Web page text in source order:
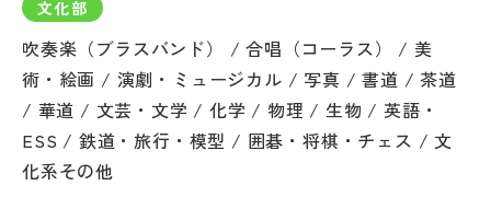
文化部
吹奏楽（ブラスバンド） / 合唱（コーラス） / 美
術・絵画 / 演劇・ミュージカル / 写真 / 書道 / 茶道
/ 華道 / 文芸・文学 / 化学 / 物理 / 生物 / 英語・
ESS / 鉄道・旅行・模型 / 囲碁・将棋・チェス / 文
化系その他